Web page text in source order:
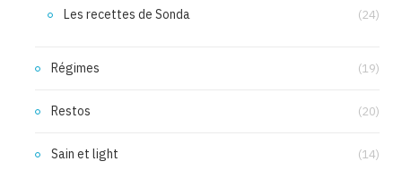
Les recettes de Sonda (24)
Régimes (19)
Restos (20)
Sain et light (14)